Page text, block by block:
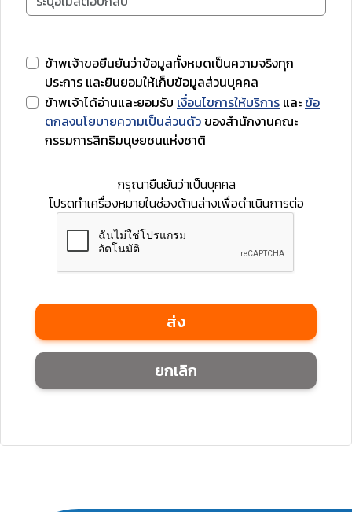
ข้าพเจ้าขอยืนยันว่าข้อมูลทั้งหมดเป็นความจริงทุก
ประการ และยินยอมให้เก็บข้อมูลส่วนบุคคล
ข้าพเจ้าได้อ่านและยอมรับ เงื่อนไขการให้บริการ และ ข้อ
ตกลงนโยบายความเป็นส่วนตัวของสำนักงานคณะ
กรรมการสิทธิมนุษยชนแห่งชาติ
กรุณายืนยันว่าเป็นบุคคล
โปรดทำเครื่องหมายในช่องด้านล่างเพื่อดำเนินการต่อ
ส่ง
ยกเลิก